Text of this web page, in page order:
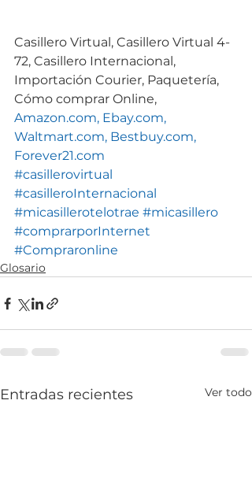
Casillero Virtual, Casillero Virtual 4-
72, Casillero Internacional,
Importación Courier, Paquetería,
Cómo comprar Online,
Amazon.com, Ebay.com,
Waltmart.com, Bestbuy.com,
Forever21.com
#casillerovirtual
#casilleroInternacional
#micasillerotelotrae #micasillero
#comprarporInternet
#Compraronline
Glosario
Entradas recientes Ver todo